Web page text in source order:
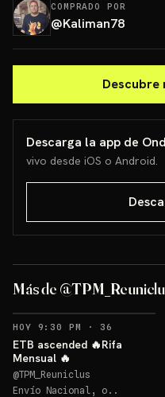
COMPRADO POR
@Kaliman78
Descubre
Descarga la app de
vivo desde iOS o Android.
Más de
HOY 9:30 PM · 36
ETB ascended 🔥Rifa
Mensual 🔥
@TPM_Reuniclus
Envío Nacional, o..